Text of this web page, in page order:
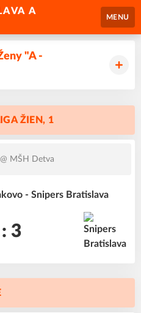
A
MENU
"A -
ŽIEN, 1
MŠH Detva
- Snipers Bratislava
3